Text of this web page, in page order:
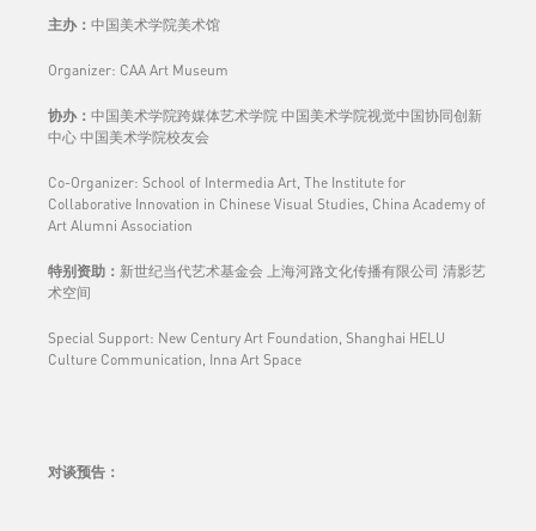
主办： 中国美术学院美术馆
Organizer: CAA Art Museum
协办： 中国美术学院跨媒体艺术学院 中国美术学院视觉中国协同创新
中心 中国美术学院校友会
Co-Organizer: School of Intermedia Art, The Institute for
Collaborative Innovation in Chinese Visual Studies, China Academy of
Art Alumni Association
特别资助： 新世纪当代艺术基金会 上海河路文化传播有限公司 清影艺
术空间
Special Support: New Century Art Foundation, Shanghai HELU
Culture Communication, Inna Art Space
对谈预告 ：